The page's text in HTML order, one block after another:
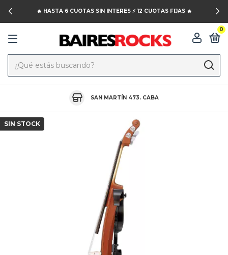
🔥 HASTA 6 CUOTAS SIN INTERES ⚡️ 12 CUOTAS FIJAS 🔥
0
SAN MARTÍN 473. CABA
SIN STOCK